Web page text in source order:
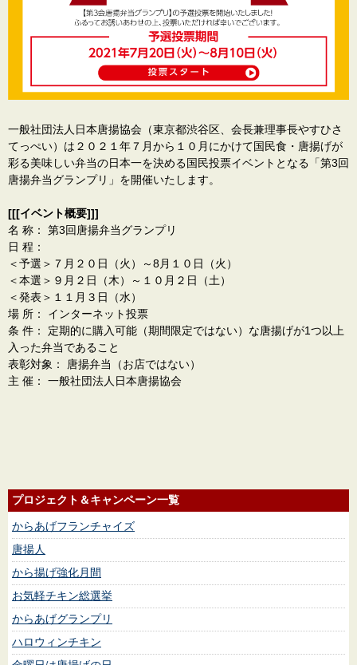
一般社団法人日本唐揚協会（東京都渋谷区、会長兼理事長やすひさ
てっぺい）は２０２１年７月から１０月にかけて国民食・唐揚げが
彩る美味しい弁当の日本一を決める国民投票イベントとなる「第3回
唐揚弁当グランプリ」を開催いたします。
[[[イベント概要]]]
名 称： 第3回唐揚弁当グランプリ
日 程：
＜予選＞７月２０日（火）～8月１０日（火）
＜本選＞９月２日（木）～１０月２日（土）
＜発表＞１１月３日（水）
場 所： インターネット投票
条 件： 定期的に購入可能（期間限定ではない）な唐揚げが1つ以上
入った弁当であること
表彰対象： 唐揚弁当（お店ではない）
主 催： 一般社団法人日本唐揚協会
プロジェクト＆キャンペーン一覧
からあげフランチャイズ
唐揚人
から揚げ強化月間
お気軽チキン総選挙
からあげグランプリ
ハロウィンチキン